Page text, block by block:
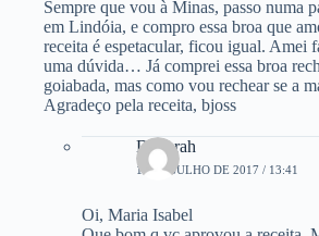
Sempre que vou à Minas, passo numa
em Lindóia, e compro essa broa que
receita é espetacular, ficou igual. Amei
uma dúvida… Já comprei essa broa
goiabada, mas como vou rechear se a
Agradeço pela receita, bjoss
Deborah
10 DE JULHO DE 2017 / 13:41
Oi, Maria Isabel